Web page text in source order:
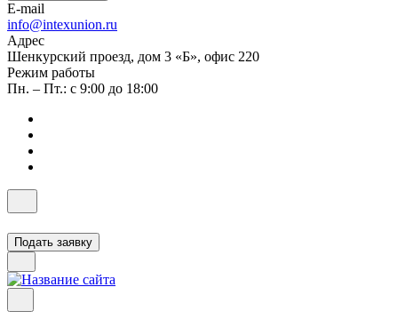
E-mail
info@intexunion.ru
Адрес
Шенкурский проезд, дом 3 «Б», офис 220
Режим работы
Пн. – Пт.: с 9:00 до 18:00
Подать заявку